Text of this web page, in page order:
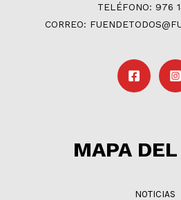
TELÉFONO: 976
CORREO:
MAPA
NOTICIAS